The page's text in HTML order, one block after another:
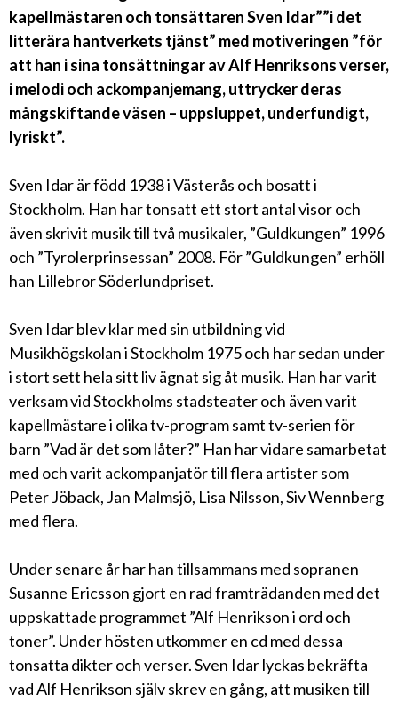
kapellmästaren och tonsättaren Sven Idar””i det
litterära hantverkets tjänst” med motiveringen ”för
att han i sina tonsättningar av Alf Henriksons verser,
i melodi och ackompanjemang, uttrycker deras
mångskiftande väsen – uppsluppet, underfundigt,
lyriskt”.
Sven Idar är född 1938 i Västerås och bosatt i
Stockholm. Han har tonsatt ett stort antal visor och
även skrivit musik till två musikaler, ”Guldkungen” 1996
och ”Tyrolerprinsessan” 2008. För ”Guldkungen” erhöll
han Lillebror Söderlundpriset.
Sven Idar blev klar med sin utbildning vid
Musikhögskolan i Stockholm 1975 och har sedan under
i stort sett hela sitt liv ägnat sig åt musik. Han har varit
verksam vid Stockholms stadsteater och även varit
kapellmästare i olika tv-program samt tv-serien för
barn ”Vad är det som låter?” Han har vidare samarbetat
med och varit ackompanjatör till flera artister som
Peter Jöback, Jan Malmsjö, Lisa Nilsson, Siv Wennberg
med flera.
Under senare år har han tillsammans med sopranen
Susanne Ericsson gjort en rad framträdanden med det
uppskattade programmet ”Alf Henrikson i ord och
toner”. Under hösten utkommer en cd med dessa
tonsatta dikter och verser. Sven Idar lyckas bekräfta
vad Alf Henrikson själv skrev en gång, att musiken till